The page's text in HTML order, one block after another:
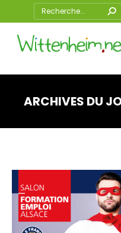
Search:
ARCHIVES DU